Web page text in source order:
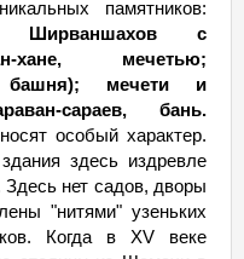
29 849
мало
29 849
29 849
мало
29 849
мало
29 849
мало
29 849
мало
29 849
мало
памятников:
Ширваншахов с
хане, мечетью;
башня); мечети и
сараев, бань.
особый характер.
здесь издревле
Здесь нет садов, дворы
"нитями" узеньких
Когда в XV веке